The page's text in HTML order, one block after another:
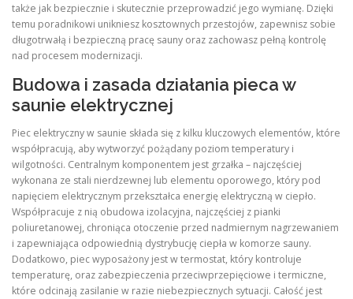
także jak bezpiecznie i skutecznie przeprowadzić jego wymianę. Dzięki
temu poradnikowi unikniesz kosztownych przestojów, zapewnisz sobie
długotrwałą i bezpieczną pracę sauny oraz zachowasz pełną kontrolę
nad procesem modernizacji.
Budowa i zasada działania pieca w
saunie elektrycznej
Piec elektryczny w saunie składa się z kilku kluczowych elementów, które
współpracują, aby wytworzyć pożądany poziom temperatury i
wilgotności. Centralnym komponentem jest grzałka – najczęściej
wykonana ze stali nierdzewnej lub elementu oporowego, który pod
napięciem elektrycznym przekształca energię elektryczną w ciepło.
Współpracuje z nią obudowa izolacyjna, najczęściej z pianki
poliuretanowej, chroniąca otoczenie przed nadmiernym nagrzewaniem
i zapewniająca odpowiednią dystrybucję ciepła w komorze sauny.
Dodatkowo, piec wyposażony jest w termostat, który kontroluje
temperaturę, oraz zabezpieczenia przeciwprzepięciowe i termiczne,
które odcinają zasilanie w razie niebezpiecznych sytuacji. Całość jest